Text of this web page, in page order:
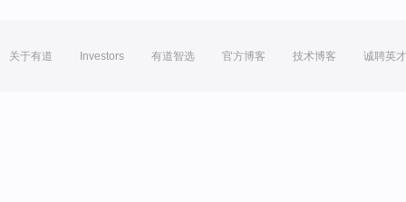
关于有道 Investors 有道智选 官方博客 技术博客 诚聘英才